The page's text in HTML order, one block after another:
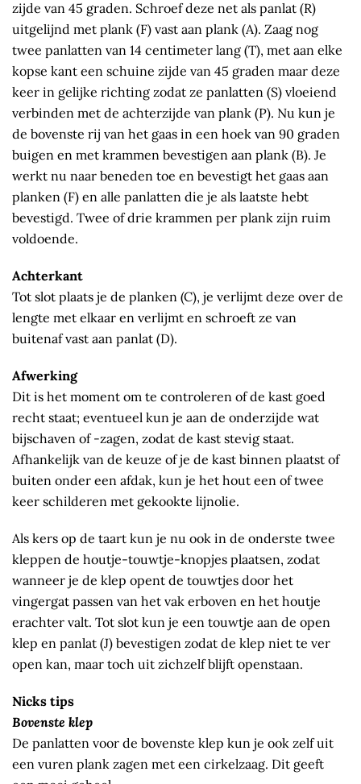
zijde van 45 graden. Schroef deze net als panlat (R)
uitgelijnd met plank (F) vast aan plank (A). Zaag nog
twee panlatten van 14 centimeter lang (T), met aan elke
kopse kant een schuine zijde van 45 graden maar deze
keer in gelijke richting zodat ze panlatten (S) vloeiend
verbinden met de achterzijde van plank (P). Nu kun je
de bovenste rij van het gaas in een hoek van 90 graden
buigen en met krammen bevestigen aan plank (B). Je
werkt nu naar beneden toe en bevestigt het gaas aan
planken (F) en alle panlatten die je als laatste hebt
bevestigd. Twee of drie krammen per plank zijn ruim
voldoende.
Achterkant
Tot slot plaats je de planken (C), je verlijmt deze over de
lengte met elkaar en verlijmt en schroeft ze van
buitenaf vast aan panlat (D).
Afwerking
Dit is het moment om te controleren of de kast goed
recht staat; eventueel kun je aan de onderzijde wat
bijschaven of -zagen, zodat de kast stevig staat.
Afhankelijk van de keuze of je de kast binnen plaatst of
buiten onder een afdak, kun je het hout een of twee
keer schilderen met gekookte lijnolie.
Als kers op de taart kun je nu ook in de onderste twee
kleppen de houtje-touwtje-knopjes plaatsen, zodat
wanneer je de klep opent de touwtjes door het
vingergat passen van het vak erboven en het houtje
erachter valt. Tot slot kun je een touwtje aan de open
klep en panlat (J) bevestigen zodat de klep niet te ver
open kan, maar toch uit zichzelf blijft openstaan.
Nicks tips
Bovenste klep
De panlatten voor de bovenste klep kun je ook zelf uit
een vuren plank zagen met een cirkelzaag. Dit geeft